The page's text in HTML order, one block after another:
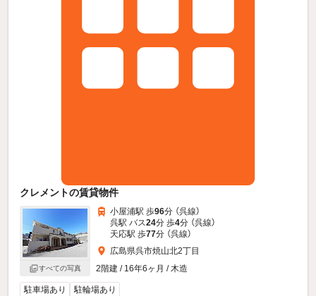
クレメントの賃貸物件
すべての写真
小屋浦駅 歩96分 （呉線）
呉駅 バス24分 歩4分 （呉線）
天応駅 歩77分 （呉線）
広島県呉市焼山北2丁目
2階建 / 16年6ヶ月 / 木造
駐車場あり 駐輪場あり